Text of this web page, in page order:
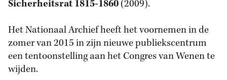
Sicherheitsrat 1815-1860(2009).
Het Nationaal Archief heeft het voornemen in de
zomer van 2015 in zijn nieuwe publiekscentrum
een tentoonstelling aan het Congres van Wenen te
wijden.